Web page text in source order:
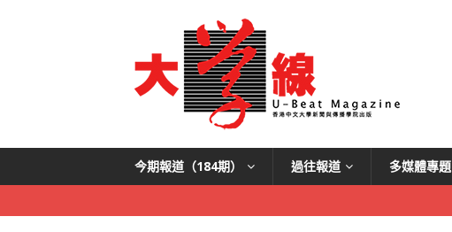
今期報道（184期） 過往報道 多媒體專題